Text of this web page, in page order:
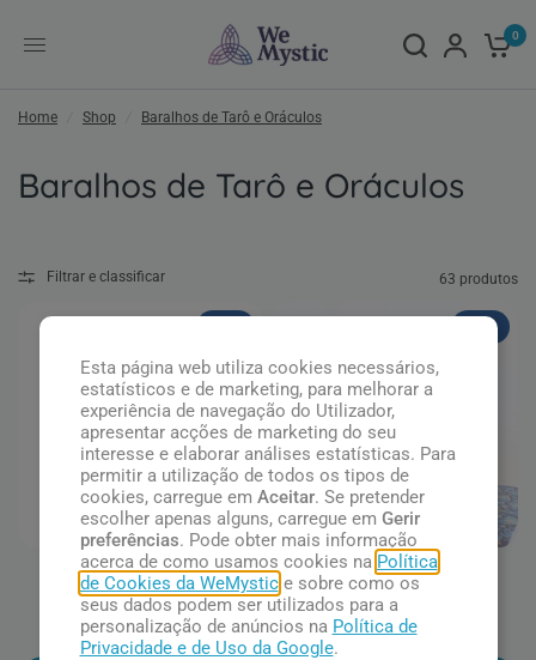
0
Home Shop Baralhos de Tarô e Oráculos
Baralhos de Tarô e Oráculos
Filtrar e classificar 63 produtos
Oráculo dos Cosmos
R$ 54,90
Oráculo: Mensagens de
Confissões
R$ 54,90
Esta página web utiliza cookies necessários,
estatísticos e de marketing, para melhorar a
experiência de navegação do Utilizador,
apresentar acções de marketing do seu
interesse e elaborar análises estatísticas. Para
permitir a utilização de todos os tipos de
cookies, carregue em Aceitar. Se pretender
escolher apenas alguns, carregue em Gerir
preferências. Pode obter mais informação
acerca de como usamos cookies na Política
de Cookies da WeMystice sobre como os
seus dados podem ser utilizados para a
personalização de anúncios na Política de
Privacidade e de Uso da Google.